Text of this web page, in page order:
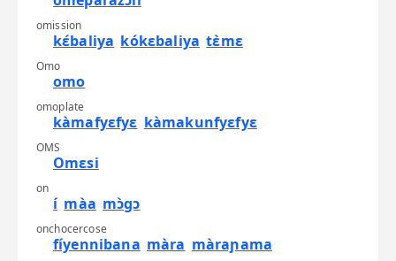
omission
kɛ́baliya kókɛbaliya tɛ̀mɛ
Omo
omo
omoplate
kàmafyɛfyɛ kàmakunfyɛfyɛ
OMS
Omɛsi
on
í màa mɔ̀gɔ
onchocercose
fíyennibana màra màraɲama